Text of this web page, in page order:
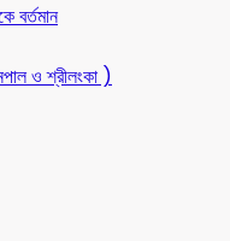
বর্তমান
ও শ্রীলংকা )